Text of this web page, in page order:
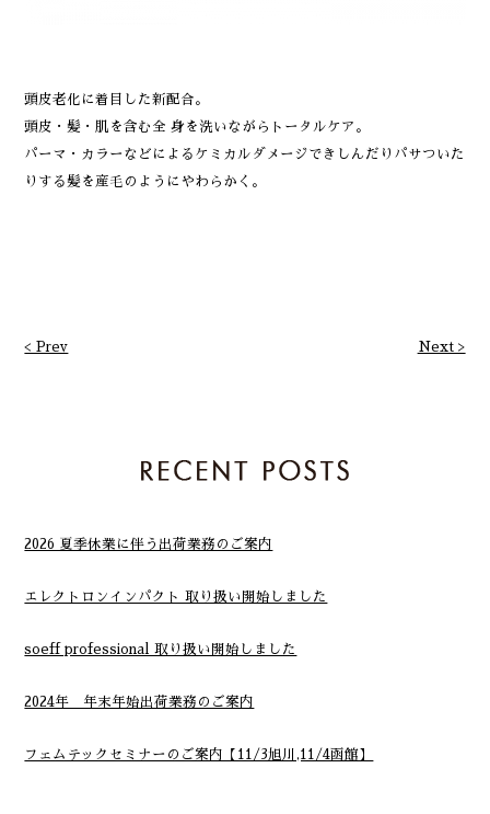
頭皮老化に着目した新配合。
頭皮・髪・肌を含む全 身を洗いながらトータルケア。
パーマ・カラーなどによるケミカルダメージできしんだりパサついた
りする髪を産毛のようにやわらかく。
< Prev Next >
2026 夏季休業に伴う出荷業務のご案内
エレクトロンインパクト 取り扱い開始しました
soeff professional 取り扱い開始しました
2024年 年末年始出荷業務のご案内
フェムテックセミナーのご案内【11/3旭川,11/4函館】